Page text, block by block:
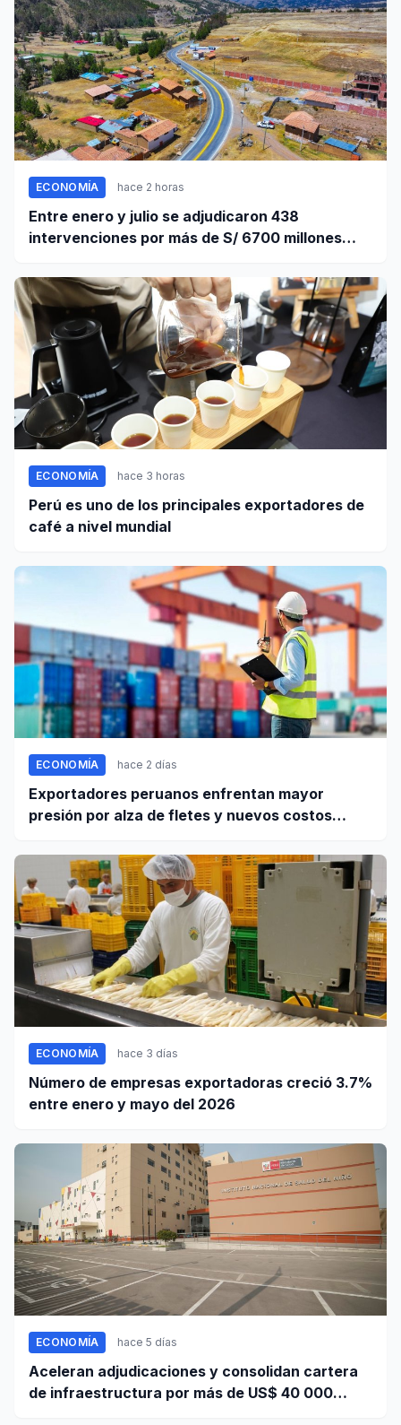
ECONOMÍA hace 2 horas
Entre enero y julio se adjudicaron 438
intervenciones por más de S/ 6700 millones
ECONOMÍA hace 3 horas
Perú es uno de los principales exportadores de
café a nivel mundial
ECONOMÍA hace 2 días
Exportadores peruanos enfrentan mayor
presión por alza de fletes y nuevos costos
ECONOMÍA hace 3 días
Número de empresas exportadoras creció 3.7%
entre enero y mayo del 2026
ECONOMÍA hace 5 días
Aceleran adjudicaciones y consolidan cartera
de infraestructura por más de US$ 40 000